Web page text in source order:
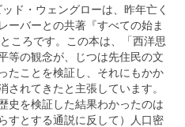
ド・ウェングローは、昨年亡く
ーバーとの共著『すべての始ま
ころです。この本は、「西洋思
等の観念が、じつは先住民の文
たことを検証し、それにもかか
されてきたと主張しています。
史を検証した結果わかったのは
すとする通説に反して）人口密